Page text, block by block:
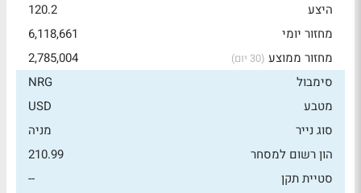
היצע
120.2
מחזור יומי
6,118,661
מחזור ממוצע (30 יום)
2,785,004
סימבול
NRG
מטבע
USD
סוג נייר
מניה
הון רשום למסחר
210.99
סטיית תקן
--